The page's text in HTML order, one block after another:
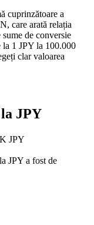
cuprinzătoare a
care arată relația
de conversie
la 1 JPY la 100.000
clar valoarea
JPY
JPY
JPY a fost de